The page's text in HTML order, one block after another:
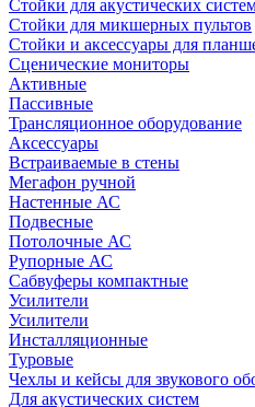
Стойки для акустических
Стойки для микшерных пультов
Стойки и аксессуары для
Сценические мониторы
Активные
Пассивные
Трансляционное оборудование
Аксессуары
Встраиваемые в стены
Мегафон ручной
Настенные АС
Подвесные
Потолочные АС
Рупорные АС
Сабвуферы компактные
Усилители
Усилители
Инсталляционные
Туровые
Чехлы и кейсы для звукового
Для акустических систем